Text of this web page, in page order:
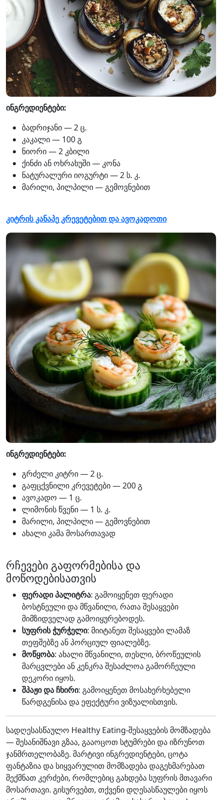
ინგრედიენტები:
ბადრიჯანი — 2 ც.
კაკალი — 100 გ
ნიორი — 2 კბილი
ქინძი ან ოხრახუში — კონა
ნატურალური იოგურტი — 2 ს. კ.
მარილი, პილპილი — გემოვნებით
კიტრის კანაპე კრევეტებით და ავოკადოთი
ინგრედიენტები:
გრძელი კიტრი — 2 ც.
გაფცქვნილი კრევეტები — 200 გ
ავოკადო — 1 ც.
ლიმონის წვენი — 1 ს. კ.
მარილი, პილპილი — გემოვნებით
ახალი კამა მოსართავად
რჩევები გაფორმებისა და
მოწოდებისათვის
ფერადი პალიტრა: გამოიყენეთ ფერადი
ბოსტნეული და მწვანილი, რათა შესაყვები
მიმზიდველად გამოიყურებოდეს.
სუფრის ჭურჭელი: მიიტანეთ შესაყვები ლამაზ
თეფშებზე ან პორციულ ფიალებზე.
მოწყობა: ახალი მწვანილი, თესლი, ბროწეულის
მარცვლები ან კენკრა შესაძლოა გამორჩეული
დეკორი იყოს.
შპაჟი და ჩხირი: გამოიყენეთ მოსახერხებელი
წარდგენისა და ეფექტური ვიზუალისთვის.
სადღესასწაულო Healthy Eating-შესაყვების მომზადება
— შესანიშნავი გზაა, გააოცოთ სტუმრები და იზრუნოთ
ჯანმრთელობაზე. მარტივი ინგრედიენტები, ცოტა
ფანტაზია და სიყვარულით მომზადება დაგეხმარებათ
შექმნათ კერძები, რომლებიც გახდება სუფრის მთავარი
მოსართავი. გისურვებთ, თქვენი დღესასწაულები იყოს